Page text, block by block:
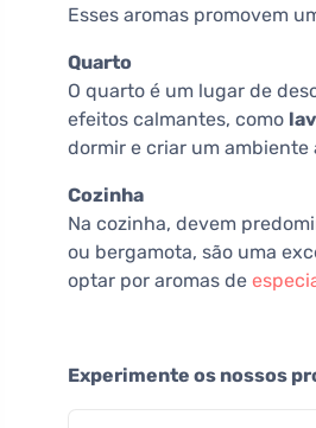
Esses aromas promovem
Quarto
O quarto é um lugar de
efeitos calmantes, como
dormir e criar um ambiente
Cozinha
Na cozinha, devem
ou bergamota, são uma
optar por aromas de
Experimente os nossos